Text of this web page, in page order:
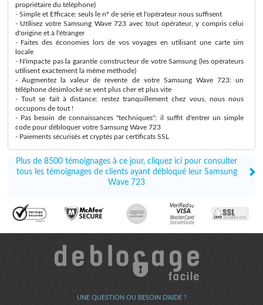
propriétaire du téléphone)
- Simple et Efficace: seuls le n° de série et l'opérateur nous suffisent
- Utilisez votre Samsung Wave 723 avec tout opérateur, y compris celui
d'origine et à l'étranger
- Faites des économies lors de vos voyages en utilisant une carte sim
locale
- N'impacte pas la garantie constructeur de votre Samsung (les opérateurs
utilisent exactement la même méthode)
- Augmentez la valeur de revente de votre Samsung Wave 723: un
téléphone désimlocké se vent plus cher et plus vite
- Tout se fait à distance: restez tranquillement chez vous, nous nous
occupons de tout !
- Pas besoin de connaissances "techniques": il suffit d'entrer un simple
code pour débloquer votre Samsung Wave 723
- Paiements sécurisés et cryptés par certificats SSL
Plus de 8500 témoignages à ce jour, cliquez ici pour consulter
tous les témoignages de clients ayant débloqué leur Samsung
Wave 723
UNE QUESTION OU BESOIN D'AIDE ?